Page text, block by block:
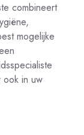
combineert
mogelijke
ook in uw